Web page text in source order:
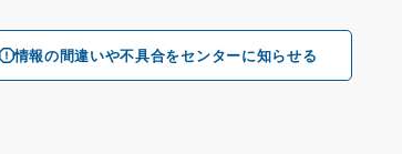
情報の間違いや不具合をセンターに知らせる